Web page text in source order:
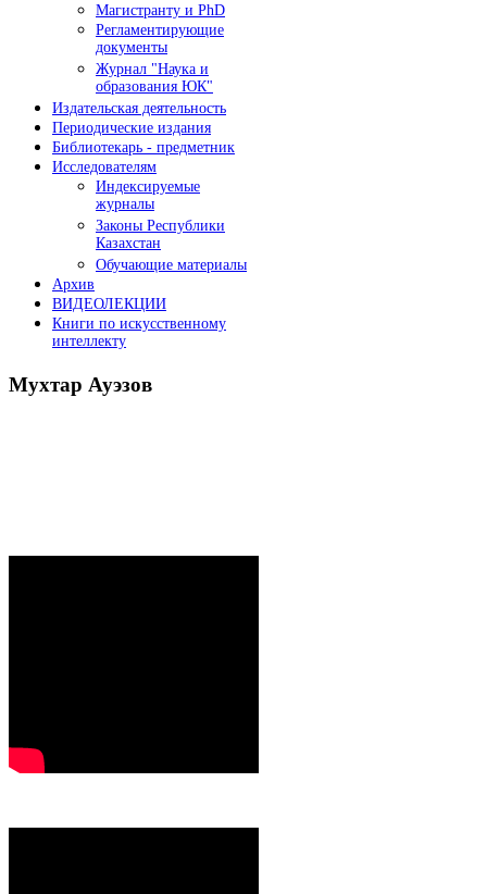
Магистранту и PhD
Регламентирующие
документы
Журнал "Наука и
образования ЮК"
Издательская деятельность
Периодические издания
Библиотекарь - предметник
Исследователям
Индексируемые
журналы
Законы Республики
Казахстан
Обучающие материалы
Архив
ВИДЕОЛЕКЦИИ
Книги по искусственному
интеллекту
Мухтар Ауэзов